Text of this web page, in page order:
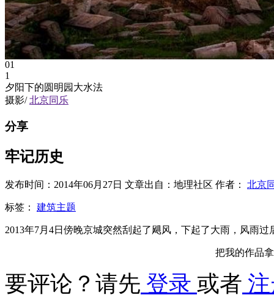
01
1
夕阳下的圆明园大水法
摄影/北京同乐
分享
牢记历史
发布时间：2014年06月27日 文章出自：地理社区 作者： 北京
标签： 建筑主题
2013年7月4日傍晚京城突然刮起了飓风，下起了大雨，风雨
把我的作品
要评论？请先 登录 或者